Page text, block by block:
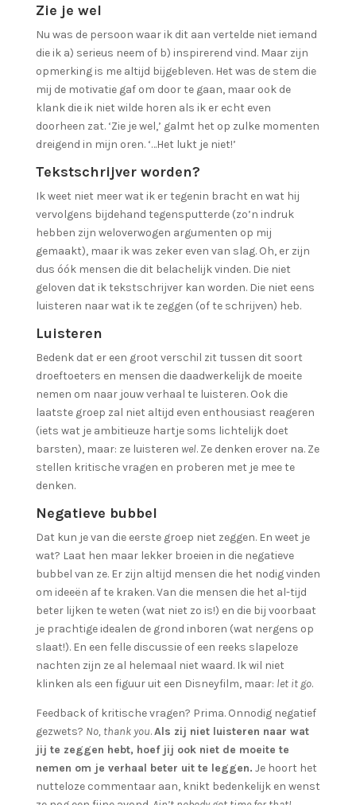
Zie je wel
Nu was de persoon waar ik dit aan vertelde niet iemand
die ik a) serieus neem of b) inspirerend vind. Maar zijn
opmerking is me altijd bijgebleven. Het was de stem die
mij de motivatie gaf om door te gaan, maar ook de
klank die ik niet wilde horen als ik er echt even
doorheen zat. ‘Zie je wel,’ galmt het op zulke momenten
dreigend in mijn oren. ‘…Het lukt je niet!’
Tekstschrijver worden?
Ik weet niet meer wat ik er tegenin bracht en wat hij
vervolgens bijdehand tegensputterde (zo’n indruk
hebben zijn weloverwogen argumenten op mij
gemaakt), maar ik was zeker even van slag. Oh, er zijn
dus óók mensen die dit belachelijk vinden. Die niet
geloven dat ik tekstschrijver kan worden. Die niet eens
luisteren naar wat ik te zeggen (of te schrijven) heb.
Luisteren
Bedenk dat er een groot verschil zit tussen dit soort
droeftoeters en mensen die daadwerkelijk de moeite
nemen om naar jouw verhaal te luisteren. Ook die
laatste groep zal niet altijd even enthousiast reageren
(iets wat je ambitieuze hartje soms lichtelijk doet
barsten), maar: ze luisteren wel. Ze denken erover na. Ze
stellen kritische vragen en proberen met je mee te
denken.
Negatieve bubbel
Dat kun je van die eerste groep niet zeggen. En weet je
wat? Laat hen maar lekker broeien in die negatieve
bubbel van ze. Er zijn altijd mensen die het nodig vinden
om ideeën af te kraken. Van die mensen die het al-tijd
beter lijken te weten (wat niet zo is!) en die bij voorbaat
je prachtige idealen de grond inboren (wat nergens op
slaat!). En een felle discussie of een reeks slapeloze
nachten zijn ze al helemaal niet waard. Ik wil niet
klinken als een figuur uit een Disneyfilm, maar: let it go.
Feedback of kritische vragen? Prima. Onnodig negatief
gezwets? No, thank you.Als zij niet luisteren naar wat
jij te zeggen hebt, hoef jij ook niet de moeite te
nemen om je verhaal beter uit te leggen. Je hoort het
nutteloze commentaar aan, knikt bedenkelijk en wenst